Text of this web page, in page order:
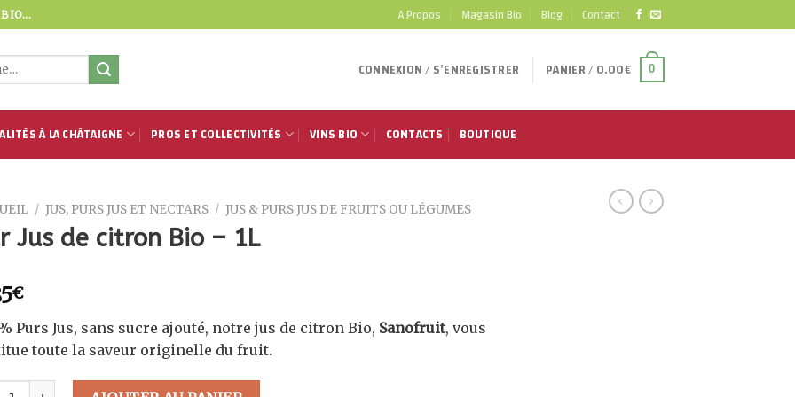
A Propos Magasin Bio Blog Contact
CONNEXION / S’ENREGISTRER PANIER / 0.00€ 0
À LA CHÂTAIGNE PROS ET COLLECTIVITÉS VINS BIO CONTACTS BOUTIQUE
/ JUS, PURS JUS ET NECTARS / JUS & PURS JUS DE FRUITS OU LÉGUMES
Jus de citron Bio – 1L
€
Purs Jus, sans sucre ajouté, notre jus de citron Bio, Sanofruit, vous
toute la saveur originelle du fruit.
de Pur Jus de citron Bio - 1L